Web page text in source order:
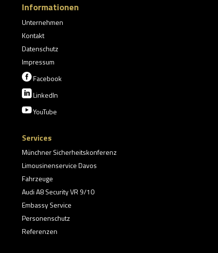
Informationen
Unternehmen
Kontakt
Datenschutz
Impressum
Facebook
LinkedIn
YouTube
Services
Münchner Sicherheitskonferenz
Limousinenservice Davos
Fahrzeuge
Audi A8 Security VR 9/10
Embassy Service
Personenschutz
Referenzen